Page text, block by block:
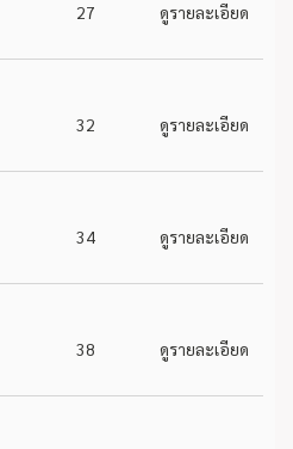
27 ดูรายละเอียด
32 ดูรายละเอียด
34 ดูรายละเอียด
38 ดูรายละเอียด